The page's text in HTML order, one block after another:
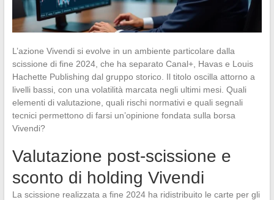
L’azione Vivendi si evolve in un ambiente particolare dalla
scissione di fine 2024, che ha separato Canal+, Havas e Louis
Hachette Publishing dal gruppo storico. Il titolo oscilla attorno a
livelli bassi, con una volatilità marcata negli ultimi mesi. Quali
elementi di valutazione, quali rischi normativi e quali segnali
tecnici permettono di farsi un’opinione fondata sulla borsa
Vivendi?
Valutazione post-scissione e
sconto di holding Vivendi
La scissione realizzata a fine 2024 ha ridistribuito le carte per gli